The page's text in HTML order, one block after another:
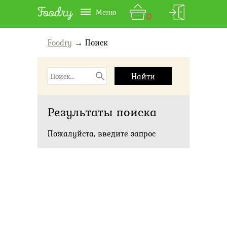
Меню 0
Foodry → Поиск
Результаты поиска
Пожалуйста, введите запрос